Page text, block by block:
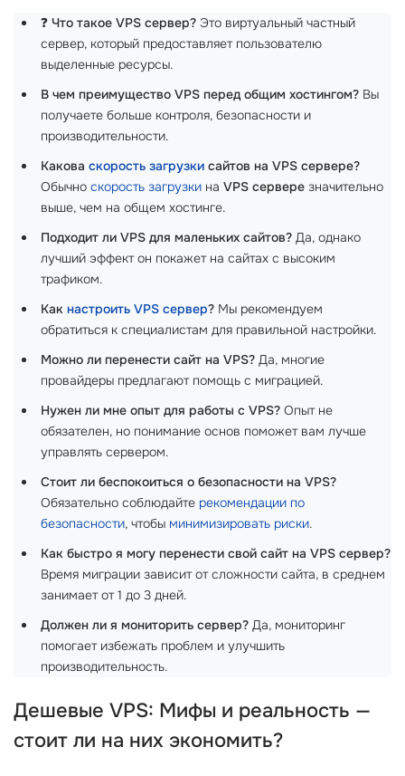
❓ Что такое VPS сервер? Это виртуальный частный
сервер, который предоставляет пользователю
выделенные ресурсы.
В чем преимущество VPS перед общим хостингом? Вы
получаете больше контроля, безопасности и
производительности.
Какова скорость загрузки сайтов на VPS сервере?
Обычно скорость загрузки на VPS сервере значительно
выше, чем на общем хостинге.
Подходит ли VPS для маленьких сайтов? Да, однако
лучший эффект он покажет на сайтах с высоким
трафиком.
Как настроить VPS сервер? Мы рекомендуем
обратиться к специалистам для правильной настройки.
Можно ли перенести сайт на VPS? Да, многие
провайдеры предлагают помощь с миграцией.
Нужен ли мне опыт для работы с VPS? Опыт не
обязателен, но понимание основ поможет вам лучше
управлять сервером.
Стоит ли беспокоиться о безопасности на VPS?
Обязательно соблюдайте рекомендации по
безопасности, чтобы минимизировать риски.
Как быстро я могу перенести свой сайт на VPS сервер?
Время миграции зависит от сложности сайта, в среднем
занимает от 1 до 3 дней.
Должен ли я мониторить сервер? Да, мониторинг
помогает избежать проблем и улучшить
производительность.
Дешевые VPS: Мифы и реальность —
стоит ли на них экономить?